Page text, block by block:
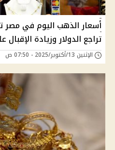
أسعار الذهب اليوم في
تراجع الدولار وزيادة الإقبال
الإثنين 13/أكتوبر/2025 - 07:50 ص